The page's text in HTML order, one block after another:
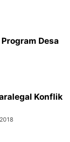
Desa
Konflik